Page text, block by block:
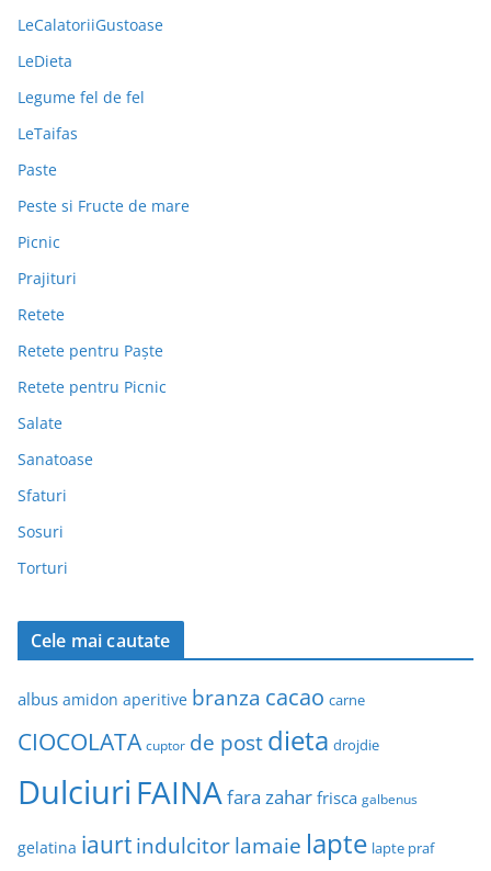
LeCalatoriiGustoase
LeDieta
Legume fel de fel
LeTaifas
Paste
Peste si Fructe de mare
Picnic
Prajituri
Retete
Retete pentru Paște
Retete pentru Picnic
Salate
Sanatoase
Sfaturi
Sosuri
Torturi
Cele mai cautate
albus amidon aperitive branza cacao carne
CIOCOLATA cuptor de postdieta drojdie
Dulciuri FAINA fara zahar frisca galbenus
gelatina iaurtindulcitorlamaie lapte lapte praf